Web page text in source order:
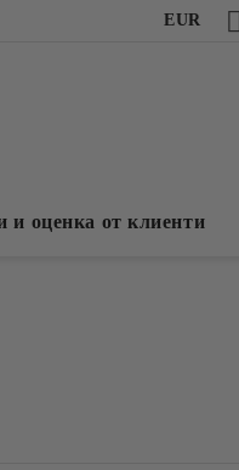
EUR
и оценка от клиенти